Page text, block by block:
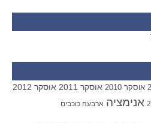
אוסקר 2010 אוסקר 2011 אוסקר 2012
אנימציה ארבעה כוכבים